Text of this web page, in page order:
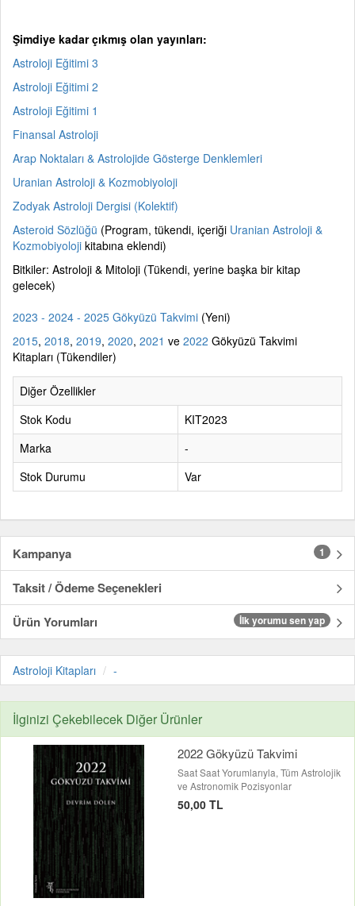
Şimdiye kadar çıkmış olan yayınları:
Astroloji Eğitimi 3
Astroloji Eğitimi 2
Astroloji Eğitimi 1
Finansal Astroloji
Arap Noktaları & Astrolojide Gösterge Denklemleri
Uranian Astroloji & Kozmobiyoloji
Zodyak Astroloji Dergisi (Kolektif)
Asteroid Sözlüğü (Program, tükendi, içeriği Uranian Astroloji &
Kozmobiyoloji kitabına eklendi)
Bitkiler: Astroloji & Mitoloji (Tükendi, yerine başka bir kitap
gelecek)
2023 - 2024 - 2025 Gökyüzü Takvimi (Yeni)
2015, 2018, 2019, 2020, 2021 ve 2022 Gökyüzü Takvimi
Kitapları (Tükendiler)
Diğer Özellikler
Stok Kodu
KIT2023
Marka
-
Stok Durumu
Var
Kampanya 1
Taksit / Ödeme Seçenekleri
Ürün Yorumları
İlk yorumu sen yap
Astroloji Kitapları -
İlginizi Çekebilecek Diğer Ürünler
2022 Gökyüzü Takvimi
Saat Saat Yorumlarıyla, Tüm Astrolojik
ve Astronomik Pozisyonlar
50,00 TL